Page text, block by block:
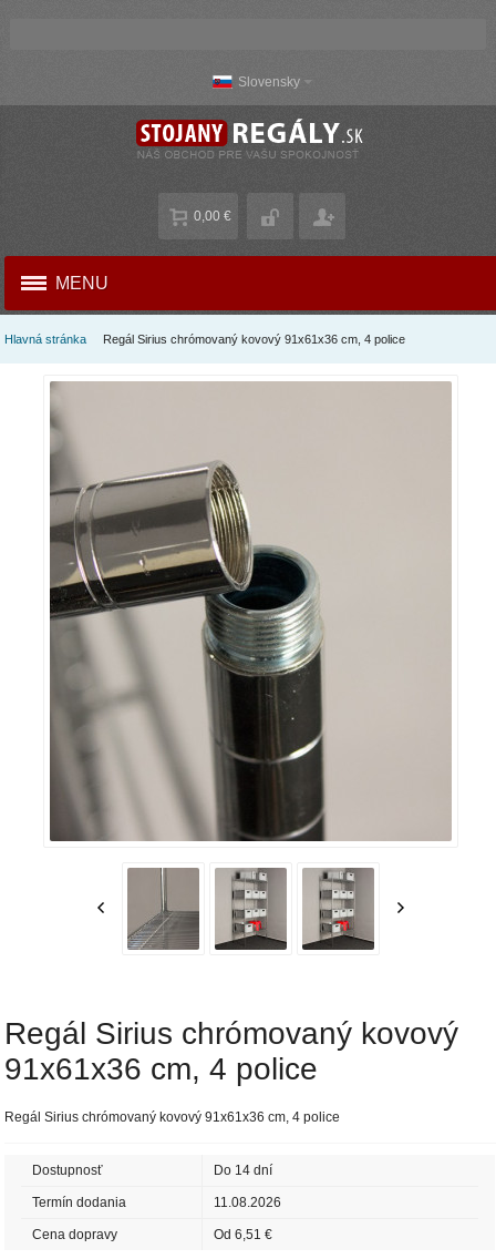
Slovensky
0,00 €
MENU
Hlavná stránka Regál Sirius chrómovaný kovový 91x61x36 cm, 4 police
Regál Sirius chrómovaný kovový
91x61x36 cm, 4 police
Regál Sirius chrómovaný kovový 91x61x36 cm, 4 police
Dostupnosť Do 14 dní
Termín dodania 11.08.2026
Cena dopravy Od 6,51 €